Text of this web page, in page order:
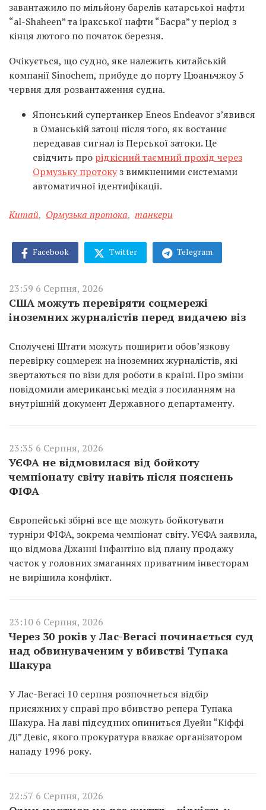
завантажило по мільйону барелів катарської нафти
“al-Shaheen” та іракської нафти “Басра” у період з
кінця лютого по початок березня.
Очікується, що судно, яке належить китайській
компанії Sinochem, прибуде до порту Цюаньчжоу 5
червня для розвантаження судна.
Японський супертанкер Eneos Endeavorз’явився
в Оманській затоці після того, як востаннє
передавав сигнал із Перської затоки. Це
свідчить про рідкісний таємний прохід через
Ормузьку протокуз вимкненими системами
автоматичної ідентифікації.
Китай, Ормузька протока, танкери
Facebook Twitter Telegram
23:59 6 Серпня, 2026
США можуть перевіряти соцмережі
іноземних журналістів перед видачею віз
Сполучені Штати можуть поширити обов’язкову
перевірку соцмереж на іноземних журналістів, які
звертаються по візи для роботи в країні. Про зміни
повідомили американські медіа з посиланням на
внутрішній документ Державного департаменту.
23:35 6 Серпня, 2026
УЄФА не відмовилася від бойкоту
чемпіонату світу навіть після пояснень
ФІФА
Європейські збірні все ще можуть бойкотувати
турніри ФІФА, зокрема чемпіонат світу. УЄФА заявила,
що відмова Джанні Інфантіно від плану продажу
часток у головних змаганнях приватним інвесторам
не вирішила конфлікт.
23:10 6 Серпня, 2026
Через 30 років у Лас-Вегасі починається суд
над обвинуваченим у вбивстві Тупака
Шакура
У Лас-Вегасі 10 серпня розпочнеться відбір
присяжних у справі про вбивство репера Тупака
Шакура. На лаві підсудних опиниться Дуейн “Кіффі
Ді” Девіс, якого прокуратура вважає організатором
нападу 1996 року.
22:57 6 Серпня, 2026